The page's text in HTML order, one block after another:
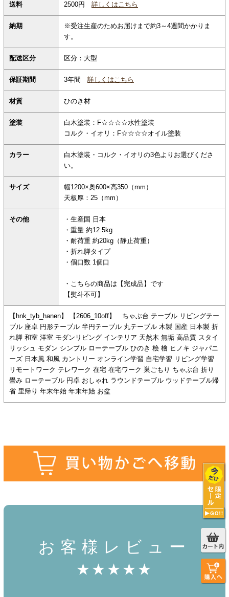
送料 2500円 詳しくはこちら
納期
※受注生産のためお届けまで約3～4週間かかりま
す。
配送区分 区分：大型
保証期間 3年間 詳しくはこちら
材質 ひのき材
塗装
白木塗装：F☆☆☆☆水性塗装
コルク・イオリ：F☆☆☆☆オイル塗装
カラー
白木塗装・コルク・イオリの3色よりお選びくださ
い。
サイズ
幅1200×奥600×高350（mm）
天板厚：25（mm）
その他
・生産国 日本
・重量 約12.5kg
・耐荷重 約20kg（静止荷重）
・折れ脚タイプ
・個口数 1個口
・こちらの商品は【完成品】です
【熨斗不可】
【hnk_tyb_hanen】 【2606_10off】 ちゃぶ台 テーブル リビングテー
ブル 座卓 円形テーブル 半円テーブル 丸テーブル 木製 国産 日本製 折
れ脚 和室 洋室 モダンリビング インテリア 天然木 無垢 高品質 スタイ
リッシュ モダン シンプル ローテーブル ひのき 桧 檜 ヒノキ ジャパニ
ーズ 日本風 和風 カントリー オンライン学習 自宅学習 リビング学習
リモートワーク テレワーク 在宅 在宅ワーク 巣ごもり ちゃぶ台 折り
畳み ローテーブル 円卓 おしゃれ ラウンドテーブル ウッドテーブル帰
省 里帰り 年末年始 年末年始 お盆
お客様レビュー
★★★★★